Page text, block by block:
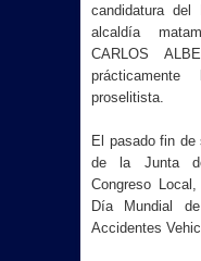
candidatura
alcaldía
CARLOS
proselitista.
El pasado fin de
de la Junta
Congreso
Día Mundial
Accidentes